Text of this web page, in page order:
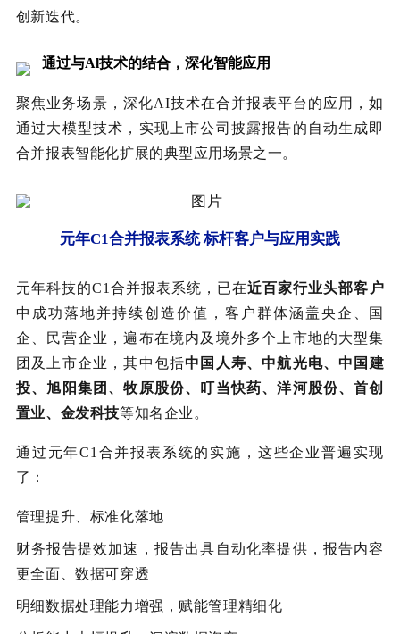
创新迭代。
通过与Al技术的结合，深化智能应用
聚焦业务场景，深化AI技术在合并报表平台的应用，如
通过大模型技术，实现上市公司披露报告的自动生成即
合并报表智能化扩展的典型应用场景之一。
元年C1合并报表系统 标杆客户与应用实践
元年科技的C1合并报表系统，已在近百家行业头部客户
中成功落地并持续创造价值，客户群体涵盖央企、国
企、民营企业，遍布在境内及境外多个上市地的大型集
团及上市企业，其中包括中国人寿、中航光电、中国建
投、旭阳集团、牧原股份、叮当快药、洋河股份、首创
置业、金发科技等知名企业。
通过元年C1合并报表系统的实施，这些企业普遍实现
了：
管理提升、标准化落地
财务报告提效加速，报告出具自动化率提供，报告内容
更全面、数据可穿透
明细数据处理能力增强，赋能管理精细化